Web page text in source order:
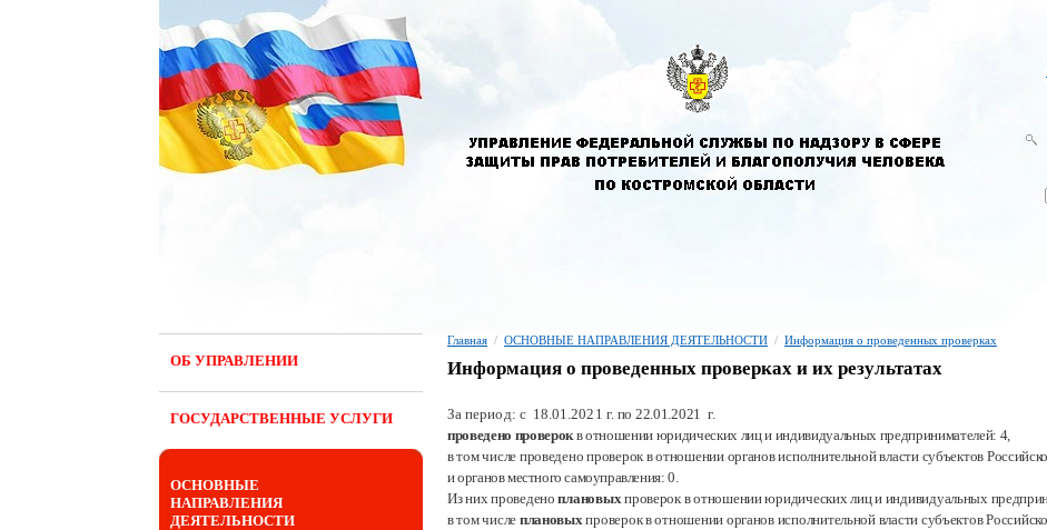
ОБ УПРАВЛЕНИИ
ГОСУДАРСТВЕННЫЕ УСЛУГИ
ОСНОВНЫЕ
НАПРАВЛЕНИЯ
ДЕЯТЕЛЬНОСТИ
Главная / ОСНОВНЫЕ НАПРАВЛЕНИЯ ДЕЯТЕЛЬНОСТИ / Информация о проведенных проверках
Информация о проведенных проверках и их результатах
За период: с 18.01.2021 г. по 22.01.2021 г.
проведено проверокв отношении юридических лиц и индивидуальных предпринимателей: 4,
в том числе проведено проверок в отношении органов исполнительной власти субъектов
и органов местного самоуправления: 0.
Из них проведеноплановыхпроверок в отношении юридических лиц и индивидуальных
в том числе плановыхпроверок в отношении органов исполнительной власти субъектов